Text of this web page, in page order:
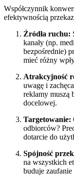
Współczynnik
efektywnością
Źródła ruchu:
kanały (np.
bezpośrednie)
mieć różny
Atrakcyjność
uwagę i
reklamy muszą
docelowej.
Targetowanie:
odbiorców?
dotarcie do
Spójność
na wszystkich
buduje